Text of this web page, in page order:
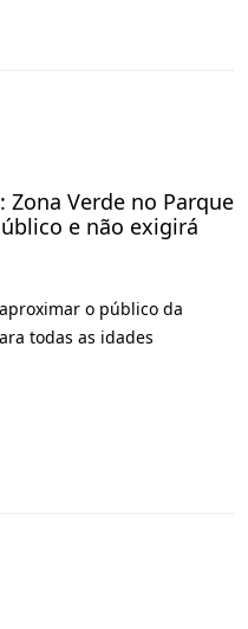
Zona Verde no Parque
e não exigirá
o público da
todas as idades